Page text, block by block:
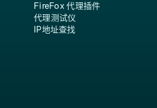
FireFox 代理插件
代理测试仪
IP地址查找